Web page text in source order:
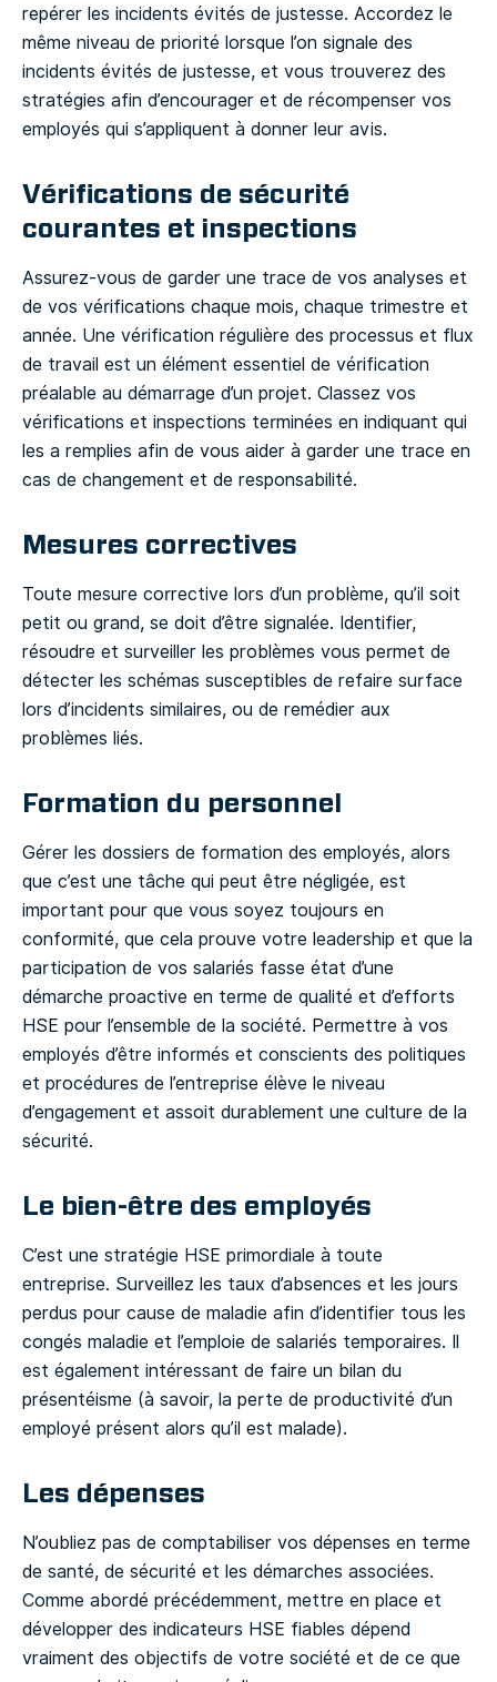
repérer les incidents évités de justesse. Accordez le
même niveau de priorité lorsque l’on signale des
incidents évités de justesse, et vous trouverez des
stratégies afin d’encourager et de récompenser vos
employés qui s’appliquent à donner leur avis.
Vérifications de sécurité
courantes et inspections
Assurez-vous de garder une trace de vos analyses et
de vos vérifications chaque mois, chaque trimestre et
année. Une vérification régulière des processus et flux
de travail est un élément essentiel de vérification
préalable au démarrage d’un projet. Classez vos
vérifications et inspections terminées en indiquant qui
les a remplies afin de vous aider à garder une trace en
cas de changement et de responsabilité.
Mesures correctives
Toute mesure corrective lors d’un problème, qu’il soit
petit ou grand, se doit d’être signalée. Identifier,
résoudre et surveiller les problèmes vous permet de
détecter les schémas susceptibles de refaire surface
lors d’incidents similaires, ou de remédier aux
problèmes liés.
Formation du personnel
Gérer les dossiers de formation des employés, alors
que c’est une tâche qui peut être négligée, est
important pour que vous soyez toujours en
conformité, que cela prouve votre leadership et que la
participation de vos salariés fasse état d’une
démarche proactive en terme de qualité et d’efforts
HSE pour l’ensemble de la société. Permettre à vos
employés d’être informés et conscients des politiques
et procédures de l’entreprise élève le niveau
d’engagement et assoit durablement une culture de la
sécurité.
Le bien-être des employés
C’est une stratégie HSE primordiale à toute
entreprise. Surveillez les taux d’absences et les jours
perdus pour cause de maladie afin d’identifier tous les
congés maladie et l’emploie de salariés temporaires. Il
est également intéressant de faire un bilan du
présentéisme (à savoir, la perte de productivité d’un
employé présent alors qu’il est malade).
Les dépenses
N’oubliez pas de comptabiliser vos dépenses en terme
de santé, de sécurité et les démarches associées.
Comme abordé précédemment, mettre en place et
développer des indicateurs HSE fiables dépend
vraiment des objectifs de votre société et de ce que